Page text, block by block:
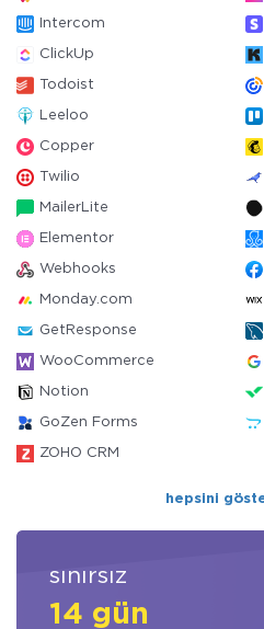
Intercom
ClickUp
Todoist
Leeloo
Copper
Twilio
MailerLite
Elementor
Webhooks
Monday.com
GetResponse
WooCommerce
Notion
GoZen Forms
ZOHO CRM
hepsini
sınırsız
14 gün